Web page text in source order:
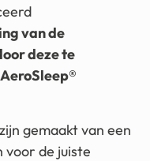
van de
deze te
gemaakt van een
voor de juiste